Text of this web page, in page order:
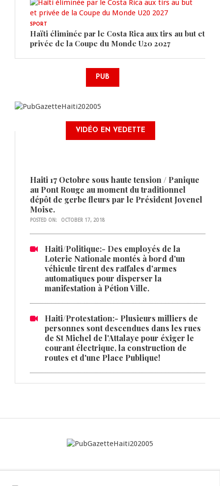
SPORT
Haïti éliminée par le Costa Rica aux tirs au but et
privée de la Coupe du Monde U20 2027
PUB
VIDÉO EN VEDETTE
Haiti 17 Octobre sous haute tension / Panique
au Pont Rouge au moment du traditionnel
dépôt de gerbe fleurs par le Président Jovenel
Moise.
POSTED ON: OCTOBER 17, 2018
Haiti/Politique:- Des employés de la
Loterie Nationale montés à bord d'un
véhicule tirent des raffales d'armes
automatiques pour disperser la
manifestation à Pétion Ville.
Haiti/Protestation:- Plusieurs milliers de
personnes sont descendues dans les rues
de St Michel de l'Attalaye pour éxiger le
courant électrique, la construction de
routes et d'une Place Publique!